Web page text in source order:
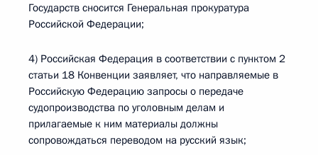
Государств сносится Генеральная прокуратура
Российской Федерации;
4) Российская Федерация в соответствии с пунктом 2
статьи 18 Конвенции заявляет, что направляемые в
Российскую Федерацию запросы о передаче
судопроизводства по уголовным делам и
прилагаемые к ним материалы должны
сопровождаться переводом на русский язык;